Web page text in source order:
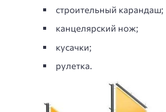
строительный карандаш;
канцелярский нож;
кусачки;
рулетка.